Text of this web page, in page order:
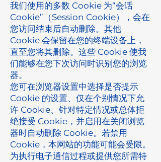
我们使用的多数 Cookie 为“会话
Cookie”（Session Cookie），会在
您访问结束后自动删除。其他
Cookie 会保留在您的终端设备上，
直至您将其删除。这些 Cookie 使我
们能够在您下次访问时识别您的浏览
器。
您可在浏览器设置中选择是否提示
Cookie 的设置、仅在个别情况下允
许 Cookie、针对特定情况或总体拒
绝接受 Cookie，并启用在关闭浏览
器时自动删除 Cookie。若禁用
Cookie，本网站的功能可能会受限。
为执行电子通信过程或提供您所需特